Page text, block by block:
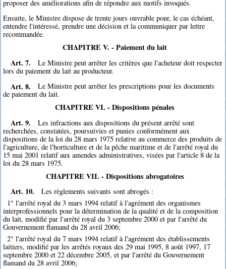
proposer des améliorations afin de répondre aux motifs invoqués.
Ensuite, le Ministre dispose de trente jours ouvrable pour, le cas échéant,
entendre l'intéressé, prendre une décision et la communiquer par lettre
recommandée.
CHAPITRE V. - Paiement du lait
Art. 7.
Le Ministre peut arrêter les critères que l'acheteur doit respecter
lors du paiement du lait au producteur.
Art. 8.
Le Ministre peut arrêter les prescriptions pour les documents
de paiement du lait.
CHAPITRE VI. - Dispositions pénales
Art. 9.
Les infractions aux dispositions du présent arrêté sont
recherchées, constatées, poursuivies et punies conformément aux
dispositions de la loi du 28 mars 1975 relative au commerce des produits de
l'agriculture, de l'horticulture et de la pêche maritime et de l'arrêté royal du
15 mai 2001 relatif aux amendes administratives, visées par l'article 8 de la
loi du 28 mars 1975.
CHAPITRE VII. - Dispositions abrogatoires
Art. 10.
Les règlements suivants sont abrogés :
1° l'arrêté royal du 3 mars 1994 relatif à l'agrément des organismes
interprofessionnels pour la détermination de la qualité et de la composition
du lait, modifié par l'arrêté royal du 3 septembre 2000 et par l'arrêté du
Gouvernement flamand du 28 avril 2006;
2° l'arrêté royal du 7 mars 1994 relatif à l'agrément des établissements
laitiers, modifié par les arrêtés royaux des 29 mai 1995, 8 août 1997, 17
septembre 2000 et 22 décembre 2005, et par l'arrêté du Gouvernement
flamand du 28 avril 2006;